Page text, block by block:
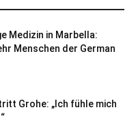
Medizin in Marbella:
Menschen der German
Grohe: „Ich fühle mich